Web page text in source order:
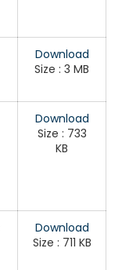
Download
Size : 3 MB
Download
Size : 733
KB
Download
Size : 711 KB